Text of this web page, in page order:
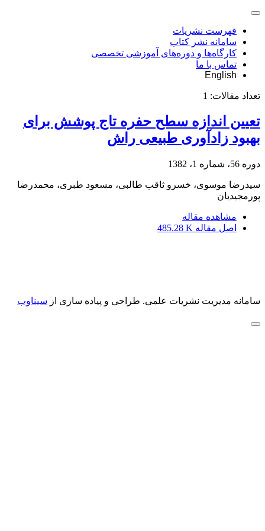
فهرست نشریات
سامانه نشر کتاب
کارگاه‌ها و دوره‌های آموزشی تخصصی
تماس با ما
English
تعداد مقالات: 1
تعیین اندازه سطح حفره تاج پوشش برای
بهبود زادآوری طبیعی راش
دوره 56، شماره 1، 1382
سیدرضا موسوی، خسرو ثاقب طالبی، مسعود طبری، محمدرضا
پورمجیدیان
مشاهده مقاله
اصل مقاله 485.28 K
سامانه مدیریت نشریات علمی. طراحی و پیاده سازی از سیناوب